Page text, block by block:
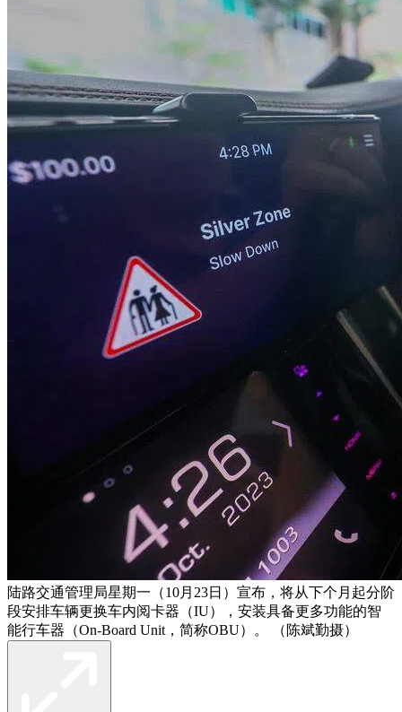
陆路交通管理局星期一（10月23日）宣布，将从下个月起分阶
段安排车辆更换车内阅卡器（IU），安装具备更多功能的智
能行车器（On-Board Unit，简称OBU）。 （陈斌勤摄）